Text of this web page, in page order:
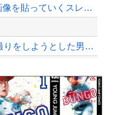
Powered by livedoor 相互RSS
【腹筋崩壊】見た瞬間吹いた画像を貼っていくスレｗｗｗｗ
【動画】DJI Neo2で釣りの自撮りをしようとした男の悲劇（ノ∇`）
たゾ」